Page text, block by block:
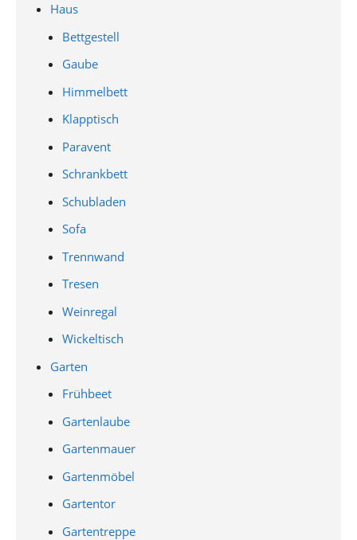
Haus
Bettgestell
Gaube
Himmelbett
Klapptisch
Paravent
Schrankbett
Schubladen
Sofa
Trennwand
Tresen
Weinregal
Wickeltisch
Garten
Frühbeet
Gartenlaube
Gartenmauer
Gartenmöbel
Gartentor
Gartentreppe